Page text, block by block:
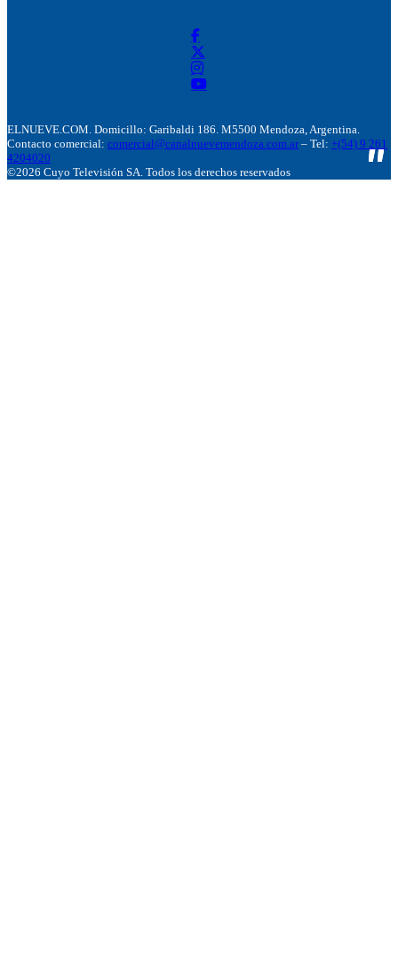
ELNUEVE.COM. Domicillo: Garibaldi 186. M5500 Mendoza, Argentina.
Contacto comercial: comercial@canalnuevemendoza.com.ar – Tel: +(54) 9 261
4204020
©2026 Cuyo Televisión SA. Todos los derechos reservados